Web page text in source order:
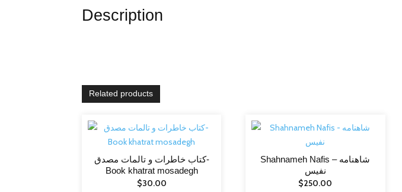
Description
Related products
کتاب خاطرات و تالمات مصدق-
Book khatrat mosadegh
$30.00
Shahnameh Nafis – شاهنامه
نفیس
$250.00